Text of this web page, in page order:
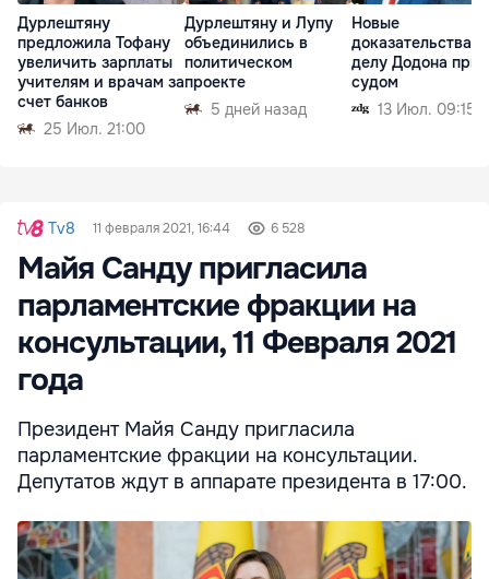
Дурлештяну
предложила Тофану
увеличить зарплаты
учителям и врачам за
счет банков
25 Июл. 21:00
Дурлештяну и Лупу
объединились в
политическом
проекте
5 дней назад
Новые
доказательства
делу Додона
судом
13 Июл. 09:15
Tv8 11 февраля 2021, 16:44 6 528
Майя Санду пригласила
парламентские фракции на
консультации, 11 Февраля 2021
года
Президент Майя Санду пригласила
парламентские фракции на консультации.
Депутатов ждут в аппарате президента в 17:00.